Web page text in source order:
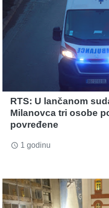
RTS: U lančanom
Milanovca tri osobe
povređene
access_time 1 godinu